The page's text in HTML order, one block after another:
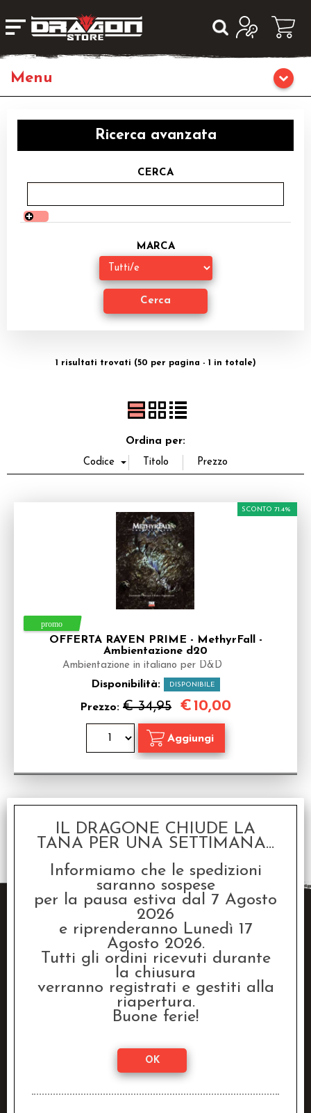
Giochi di Ruolo
Librigame
Editoria
Giochi di Carte Collezionabili
Accessori
Ricerca avanzata
CERCA
MARCA
1 risultati trovati (50 per pagina - 1 in totale)
Ordina per:
OFFERTA RAVEN PRIME - MethyrFall -
Ambientazione d20
Ambientazione in italiano per D&D
Disponibilità: DISPONIBILE
Prezzo: € 34,95
SCONTO 71.4%
€10,00
1 risultati trovati (50 per pagina - 1 in totale)
Raven Distribution SRL
Via Fanin, 30
40026 Imola (BO)
9.00 - 13.00 / 14.00 - 18.00
IL DRAGONE CHIUDE LA
TANA PER UNA SETTIMANA...
Informiamo che le spedizioni
saranno sospese
per la pausa estiva dal 7 Agosto
2026
e riprenderanno Lunedì 17
Agosto 2026.
Tutti gli ordini ricevuti durante
la chiusura
verranno registrati e gestiti alla
riapertura.
Buone ferie!